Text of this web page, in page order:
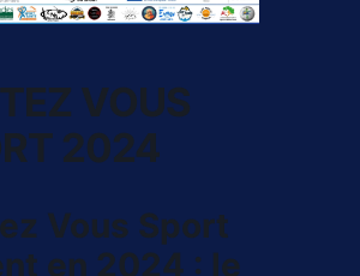
VOUS
2024
Vous Sport
en 2024 : le